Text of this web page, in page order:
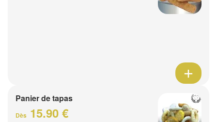
Panier de tapas
Dès 15.90 €